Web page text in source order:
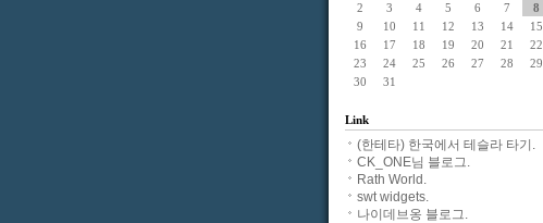
2
3 4 5 6 7
8
9
10 11 12 13 14
15
16
17 18 19 20 21
22
23
24 25 26 27 28
29
30
31
Link
(한테타) 한국에서 테슬라 타기.
CK_ONE님 블로그.
Rath World.
swt widgets.
나이데브옹 블로그.